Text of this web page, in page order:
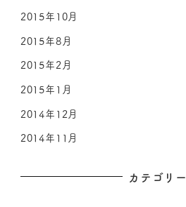
2015年10月
2015年8月
2015年2月
2015年1月
2014年12月
2014年11月
カテゴリー